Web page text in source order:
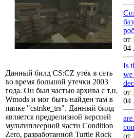
Данный билд CS:CZ утёк в сеть
во время большой утечки 2003
года. Он был частью архива с т.н.
Wmods и мог быть найден там в
папке "cstrike_trs". Данный билд
является предрелизной версией
мультиплеерной части Condition
Zero, разработанной Turtle Rock
от
04
Is
we
от
04
от